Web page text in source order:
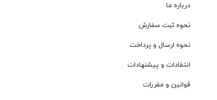
درباره ما
نحوه ثبت سفارش
نحوه ارسال و پرداخت
انتقادات و پیشنهادات
قوانین و مقررات